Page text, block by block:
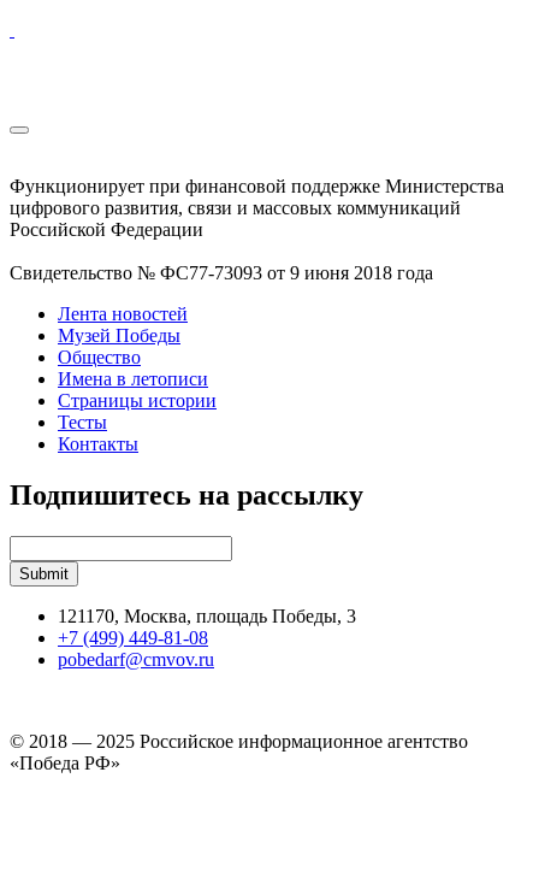
Функционирует при финансовой поддержке Министерства
цифрового развития, связи и массовых коммуникаций
Российской Федерации
Свидетельство № ФС77-73093 от 9 июня 2018 года
Лента новостей
Музей Победы
Общество
Имена в летописи
Страницы истории
Тесты
Контакты
Подпишитесь на рассылку
121170, Москва, площадь Победы, 3
+7 (499) 449-81-08
pobedarf@cmvov.ru
© 2018 — 2025 Российское информационное агентство
«Победа РФ»